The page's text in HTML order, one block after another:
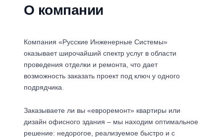
О компании
Компания «Русские Инженерные Системы»
оказывает широчайший спектр услуг в области
проведения отделки и ремонта, что дает
возможность заказать проект под ключ у одного
подрядчика.
Заказываете ли вы «евроремонт» квартиры или
дизайн офисного здания – мы находим оптимальное
решение: недорогое, реализуемое быстро и с